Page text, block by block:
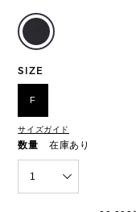
SIZE
F
サイズガイド
数量 在庫あり
1